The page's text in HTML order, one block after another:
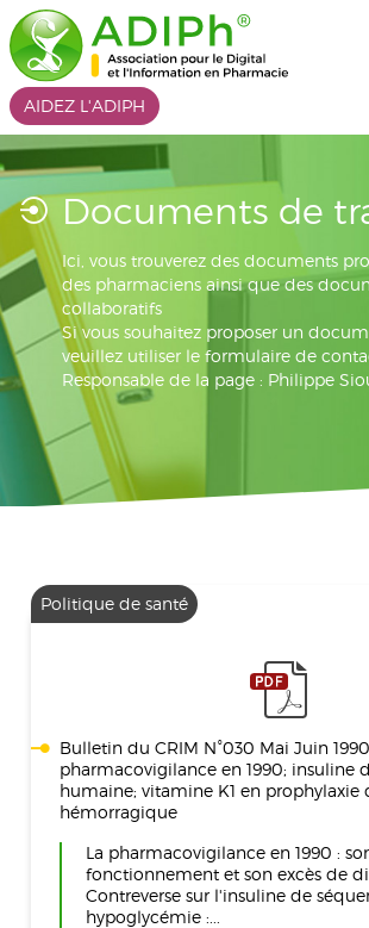
AIDEZ L'ADIPH
Documents de
Ici, vous trouverez des documents
des pharmaciens ainsi que des
collaboratifs
Si vous souhaitez proposer un
veuillez utiliser le formulaire de
Responsable de la page : Philippe
Politique de santé
Bulletin du CRIM N°030 Mai Juin
pharmacovigilance en 1990; insuline
humaine; vitamine K1 en prophylaxie
hémorragique
La pharmacovigilance en 1990 :
fonctionnement et son excès de
Contreverse sur l'insuline de
hypoglycémie :...